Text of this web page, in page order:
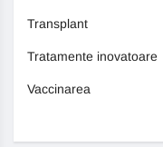
Transplant
Tratamente inovatoare
Vaccinarea